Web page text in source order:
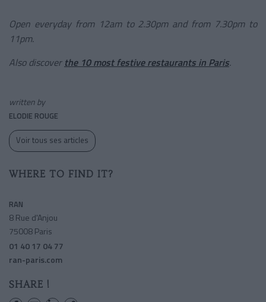
Open everyday from 12am to 2.30pm and from 7.30pm to
11pm.
Also discover the 10 most festive restaurants in Paris.
written by
ELODIE ROUGE
Voir tous ses articles
WHERE TO FIND IT?
RAN
8 Rue d'Anjou
75008 Paris
01 40 17 04 77
ran-paris.com
SHARE !